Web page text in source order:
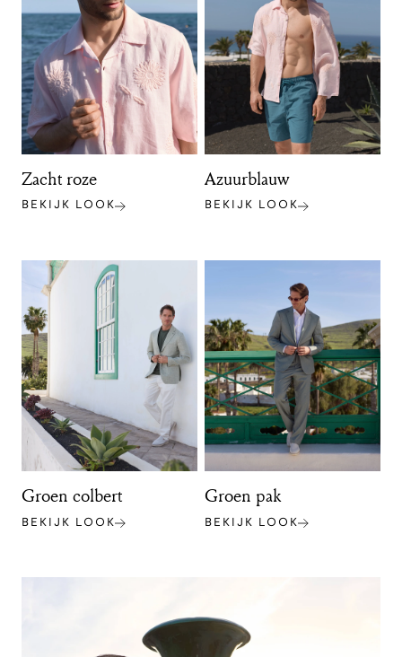
Zacht roze
BEKIJK LOOK
Azuurblauw
BEKIJK LOOK
Groen colbert
BEKIJK LOOK
Groen pak
BEKIJK LOOK